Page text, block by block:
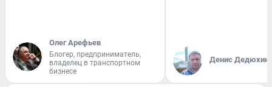
Олег Арефьев
Блогер, предприниматель,
владелец в транспортном
бизнесе
Денис Дедюхин